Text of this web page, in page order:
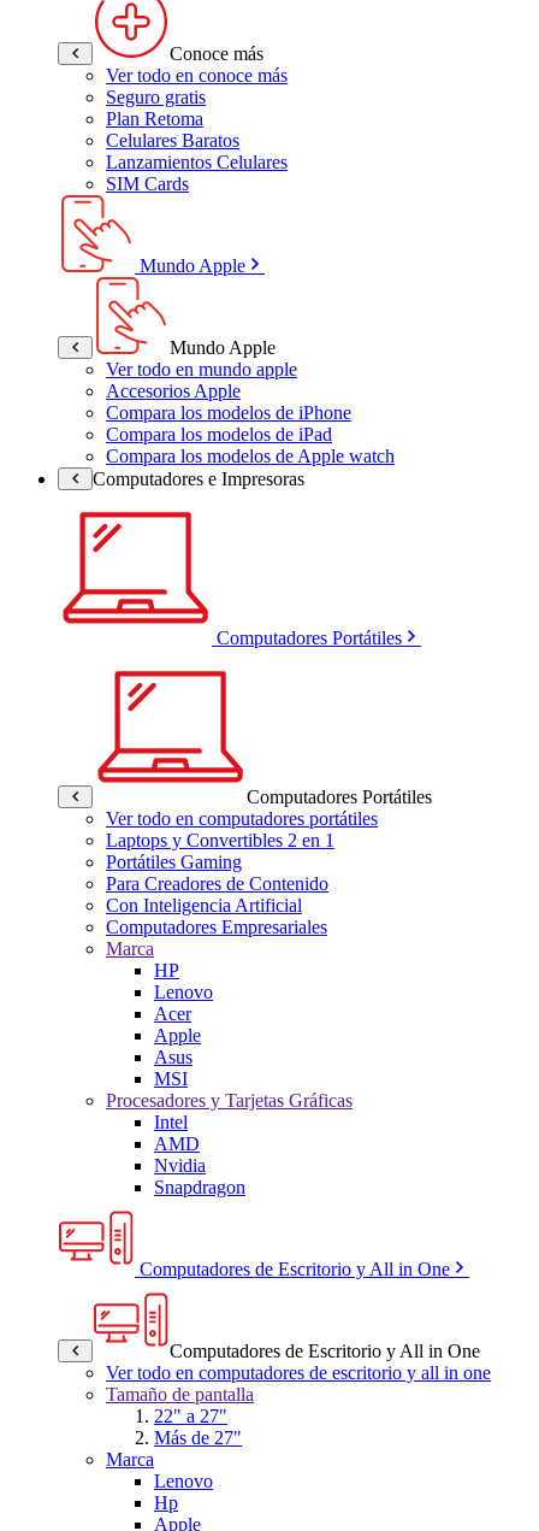
Conoce más
Ver todo en conoce más
Seguro gratis
Plan Retoma
Celulares Baratos
Lanzamientos Celulares
SIM Cards
Mundo Apple
Mundo Apple
Ver todo en mundo apple
Accesorios Apple
Compara los modelos de iPhone
Compara los modelos de iPad
Compara los modelos de Apple watch
Computadores e Impresoras
Computadores Portátiles
Computadores Portátiles
Ver todo en computadores portátiles
Laptops y Convertibles 2 en 1
Portátiles Gaming
Para Creadores de Contenido
Con Inteligencia Artificial
Computadores Empresariales
Marca
HP
Lenovo
Acer
Apple
Asus
MSI
Procesadores y Tarjetas Gráficas
Intel
AMD
Nvidia
Snapdragon
Computadores de Escritorio y All in One
Computadores de Escritorio y All in One
Ver todo en computadores de escritorio y all in one
Tamaño de pantalla
22" a 27"
Más de 27"
Marca
Lenovo
Hp
Apple